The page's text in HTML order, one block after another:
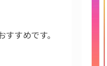
すめです。